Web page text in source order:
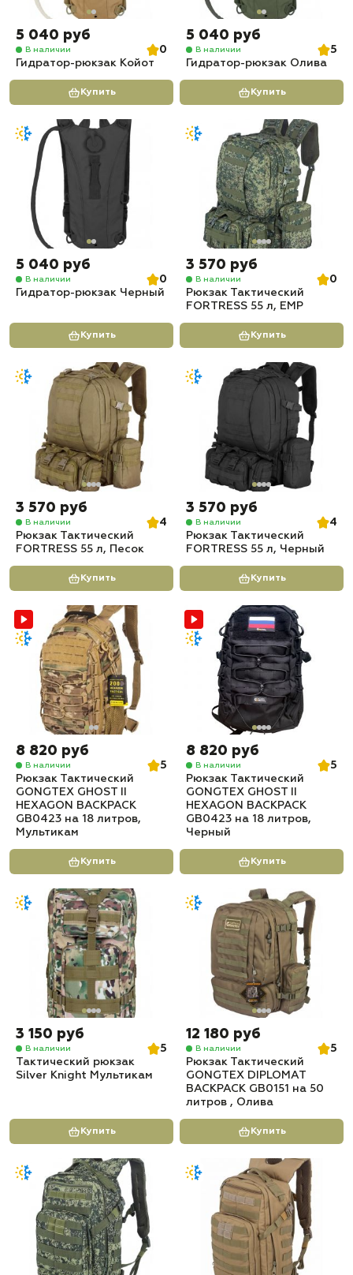
5 040 руб
В наличии
0
Гидратор-рюкзак Койот
Купить
5 040 руб
В наличии
5
Гидратор-рюкзак Олива
Купить
5 040 руб
В наличии
0
Гидратор-рюкзак Черный
Купить
3 570 руб
В наличии
0
Рюкзак Тактический
FORTRESS 55 л, ЕМР
Купить
3 570 руб
В наличии
4
Рюкзак Тактический
FORTRESS 55 л, Песок
Купить
3 570 руб
В наличии
4
Рюкзак Тактический
FORTRESS 55 л, Черный
Купить
8 820 руб
В наличии
5
Рюкзак Тактический
GONGTEX GHOST II
HEXAGON BACKPACK
GB0423 на 18 литров,
Мультикам
Купить
8 820 руб
В наличии
5
Рюкзак Тактический
GONGTEX GHOST II
HEXAGON BACKPACK
GB0423 на 18 литров,
Черный
Купить
3 150 руб
В наличии
5
Тактический рюкзак
Silver Knight Мультикам
Купить
12 180 руб
В наличии
5
Рюкзак Тактический
GONGTEX DIPLOMAT
BACKPACK GB0151 на 50
литров , Олива
Купить